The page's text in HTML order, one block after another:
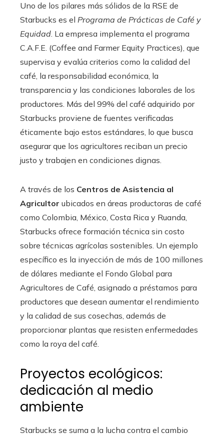
Uno de los pilares más sólidos de la RSE de
Starbucks es el Programa de Prácticas de Café y
Equidad. La empresa implementa el programa
C.A.F.E. (Coffee and Farmer Equity Practices), que
supervisa y evalúa criterios como la calidad del
café, la responsabilidad económica, la
transparencia y las condiciones laborales de los
productores. Más del 99% del café adquirido por
Starbucks proviene de fuentes verificadas
éticamente bajo estos estándares, lo que busca
asegurar que los agricultores reciban un precio
justo y trabajen en condiciones dignas.
A través de los Centros de Asistencia al
Agricultor ubicados en áreas productoras de café
como Colombia, México, Costa Rica y Ruanda,
Starbucks ofrece formación técnica sin costo
sobre técnicas agrícolas sostenibles. Un ejemplo
específico es la inyección de más de 100 millones
de dólares mediante el Fondo Global para
Agricultores de Café, asignado a préstamos para
productores que desean aumentar el rendimiento
y la calidad de sus cosechas, además de
proporcionar plantas que resisten enfermedades
como la roya del café.
Proyectos ecológicos:
dedicación al medio
ambiente
Starbucks se suma a la lucha contra el cambio